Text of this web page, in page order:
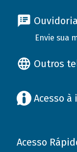
Ouvidoria
Envie sua
Outros
Acesso
Acesso